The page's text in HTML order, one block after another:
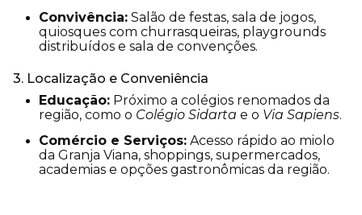
Convivência: Salão de festas, sala de jogos,
quiosques com churrasqueiras, playgrounds
distribuídos e sala de convenções.
3. Localização e Conveniência
Educação: Próximo a colégios renomados da
região, como o Colégio Sidarta e o Via Sapiens.
Comércio e Serviços: Acesso rápido ao miolo
da Granja Viana, shoppings, supermercados,
academias e opções gastronômicas da região.